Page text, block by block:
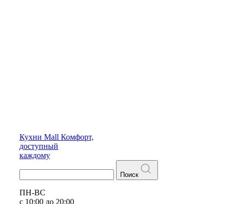
Кухни Mall Комфорт,
доступный
каждому
Поиск
ПН-ВС
с 10:00 до 20:00